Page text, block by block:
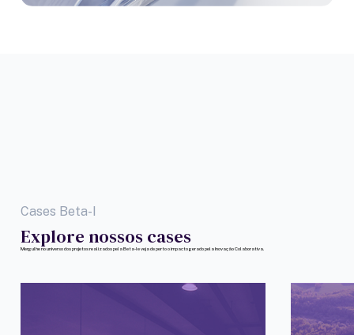
Cases Beta-I
Explore nossos cases
Mergulhe no universo dos projetos realizados pela Beta-I e veja de perto o impacto gerado pela Inovação Colaborativa.